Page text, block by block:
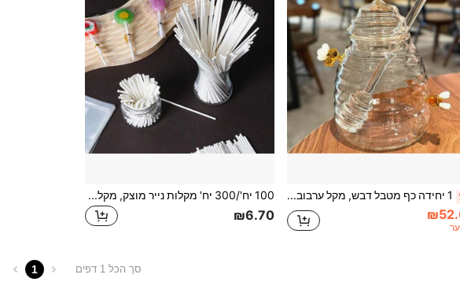
1 יחידה כף מטבל דבש, מקל ערבוב ידית ארוכה מזכוכית לקפה, ריבה, כלי מטבל דבש אידיאלי 100 יח'/300 יח' מקלות נייר מוצק, מקלות נייר על מקל, מקלות עוגה פופ, בוחשים לממתקים/שוקולד
₪6.70
סך הכל 1 דפים 1